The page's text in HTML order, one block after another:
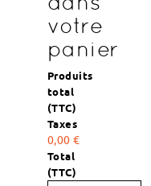
votre
panier
Produits
total
(TTC)
Taxes
0,00 €
Total
(TTC)